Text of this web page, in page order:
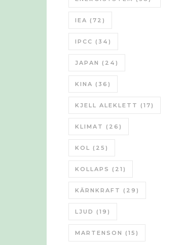
IEA (72)
IPCC (34)
JAPAN (24)
KINA (36)
KJELL ALEKLETT (17)
KLIMAT (26)
KOL (25)
KOLLAPS (21)
KÄRNKRAFT (29)
LJUD (19)
MARTENSON (15)